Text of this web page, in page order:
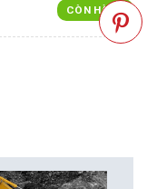
CÒN HÀNG